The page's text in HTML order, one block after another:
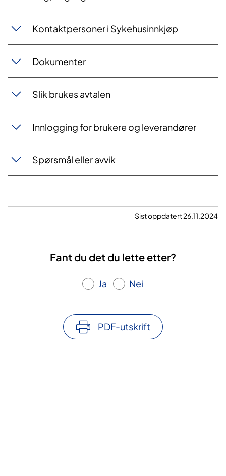
Kontaktpersoner i Sykehusinnkjøp
Dokumenter
Slik brukes avtalen
Innlogging for brukere og leverandører
Spørsmål eller avvik
Sist oppdatert 26.11.2024
Fant du det du lette etter?
Ja Nei
PDF-utskrift